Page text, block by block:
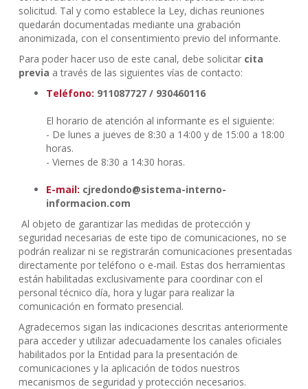
solicitud. Tal y como establece la Ley, dichas reuniones
quedarán documentadas mediante una grabación
anonimizada, con el consentimiento previo del informante.
Para poder hacer uso de este canal, debe solicitar cita
previa a través de las siguientes vías de contacto:
Teléfono: 911087727 / 930460116
El horario de atención al informante es el siguiente:
- De lunes a jueves de 8:30 a 14:00 y de 15:00 a 18:00
horas.
- Viernes de 8:30 a 14:30 horas.
E-mail: cjredondo@sistema-interno-
informacion.com
Al objeto de garantizar las medidas de protección y
seguridad necesarias de este tipo de comunicaciones, no se
podrán realizar ni se registrarán comunicaciones presentadas
directamente por teléfono o e-mail. Estas dos herramientas
están habilitadas exclusivamente para coordinar con el
personal técnico día, hora y lugar para realizar la
comunicación en formato presencial.
Agradecemos sigan las indicaciones descritas anteriormente
para acceder y utilizar adecuadamente los canales oficiales
habilitados por la Entidad para la presentación de
comunicaciones y la aplicación de todos nuestros
mecanismos de seguridad y protección necesarios.